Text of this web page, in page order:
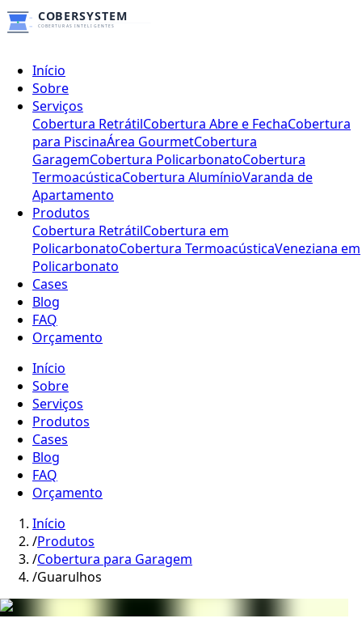
Início
Sobre
Serviços
Cobertura RetrátilCobertura Abre e FechaCobertura
para PiscinaÁrea GourmetCobertura
GaragemCobertura PolicarbonatoCobertura
TermoacústicaCobertura AlumínioVaranda de
Apartamento
Produtos
Cobertura RetrátilCobertura em
PolicarbonatoCobertura TermoacústicaVeneziana em
Policarbonato
Cases
Blog
FAQ
Orçamento
Início
Sobre
Serviços
Produtos
Cases
Blog
FAQ
Orçamento
Início
/Produtos
/Cobertura para Garagem
/Guarulhos